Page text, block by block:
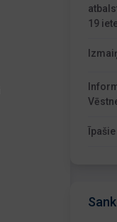
19